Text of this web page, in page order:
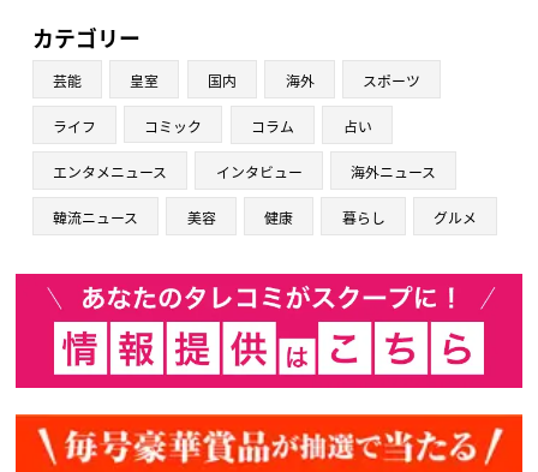
カテゴリー
芸能 皇室 国内 海外 スポーツ
ライフ コミック コラム 占い
エンタメニュース インタビュー 海外ニュース
韓流ニュース 美容 健康 暮らし グルメ